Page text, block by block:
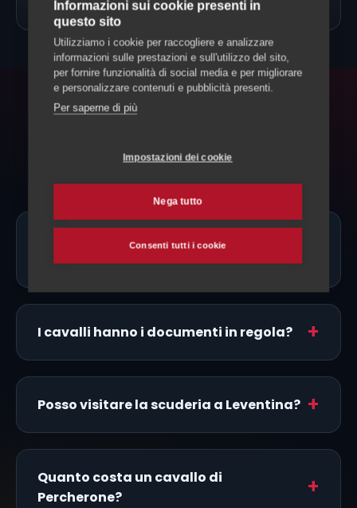
Domande frequenti
Ci sono allevatori di Percherone proprio
a Leventina?
I cavalli hanno i documenti in regola?
Posso visitare la scuderia a Leventina?
Quanto costa un cavallo di
Percherone?
Informazioni sui cookie presenti in
questo sito
Utilizziamo i cookie per raccogliere e analizzare
informazioni sulle prestazioni e sull'utilizzo del sito,
per fornire funzionalità di social media e per migliorare
e personalizzare contenuti e pubblicità presenti.
Per saperne di più
Impostazioni dei cookie
Nega tutto
Consenti tutti i cookie